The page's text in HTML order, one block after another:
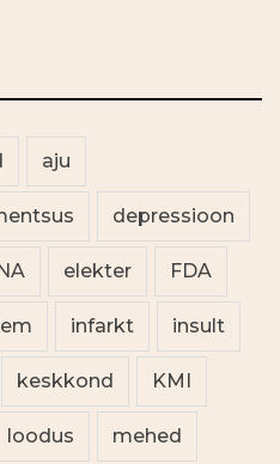
aju
depressioon
elekter FDA
infarkt insult
keskkond KMI
loodus mehed